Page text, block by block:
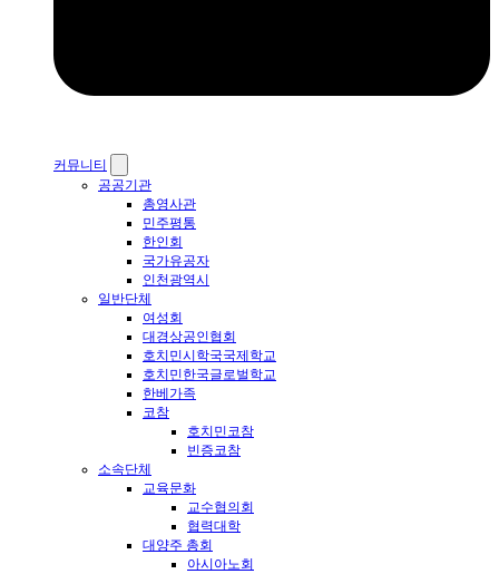
커뮤니티
공공기관
총영사관
민주평통
한인회
국가유공자
인천광역시
일반단체
여성회
대경상공인협회
호치민시학국국제학교
호치민한국글로벌학교
한베가족
코참
호치민코참
빈증코참
소속단체
교육문화
교수협의회
협력대학
대양주 총회
아시아노회